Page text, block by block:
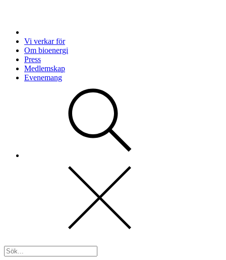
Vi verkar för
Om bioenergi
Press
Medlemskap
Evenemang